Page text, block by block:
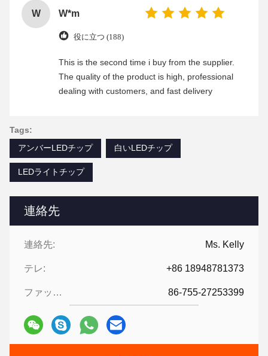
連絡先
連絡先: Ms. Kelly
テレ: +86 18948781373
ファックス: 86-755-27253399
W W*m
役に立つ (188)
This is the second time i buy from the supplier.
The quality of the product is high, professional
dealing with customers, and fast delivery
Tags:
アンバーLEDチップ
白いLEDチップ
LEDライトチップ